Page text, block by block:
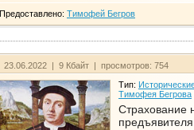
Предоставлено: Тимофей Бегров
23.06.2022 | 9 Кбайт | просмотров: 754
Тип:
Тимофея Бегрова
Страхование
предъявителя